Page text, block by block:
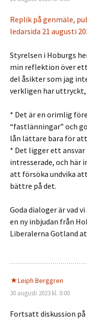
Replik på genmäle,
ledarsida 21 augusti
Styrelsen i Hoburgs
min reflektion över
del åsikter som jag
verkligen har uttryckt,
* Det är en orimlig
“fastlänningar” och
lån lättare bara för att
* Det ligger ett
intresserade, och här
att försöka undvika
bättre på det.
Goda dialoger är vad
en ny inbjudan från
Liberalerna Gotland
Leiph Berggren
30 augusti 2023 kl. 0:00
Fortsatt diskussion på